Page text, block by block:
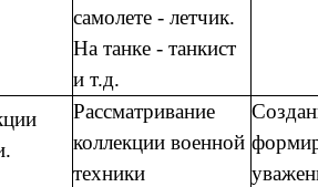
самолете - летчик.
На танке - танкист
и т.д.
Рассматривание
коллекции военной
техники